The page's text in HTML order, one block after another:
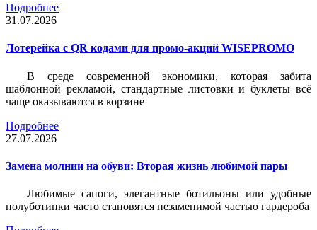
Подробнее
31.07.2026
Лотерейка c QR кодами для промо-акций WISEPROMO
В среде современной экономики, которая забита
шаблонной рекламой, стандартные листовки и буклеты всё
чаще оказываются в корзине
Подробнее
27.07.2026
Замена молнии на обуви: Вторая жизнь любимой пары
Любимые сапоги, элегантные ботильоны или удобные
полуботинки часто становятся незаменимой частью гардероба